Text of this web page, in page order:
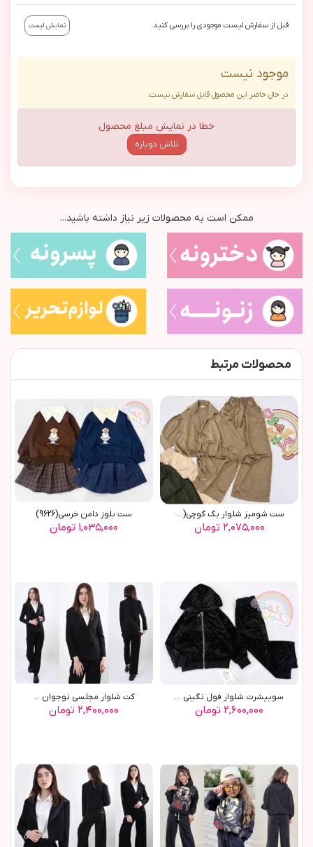
قبل از سفارش لیست موجودی را بررسی کنید. نمایش لیست
موجود نیست
در حال حاضر این محصول قابل سفارش نیست.
خطا در نمایش مبلغ محصول
تلاش دوباره
ممکن است به محصولات زیر نیاز داشته باشید...
محصولات مرتبط
ست شومیز شلوار بگ گوچی(9770)
۲,۰۷۵,۰۰۰ تومان
ست بلوز دامن خرسي(9626)
۱,۰۳۵,۰۰۰ تومان
سوييشرت شلوار فول نگيني ...
۲,۶۰۰,۰۰۰ تومان
کت شلوار مجلسي نوجوان ...
۲,۴۰۰,۰۰۰ تومان